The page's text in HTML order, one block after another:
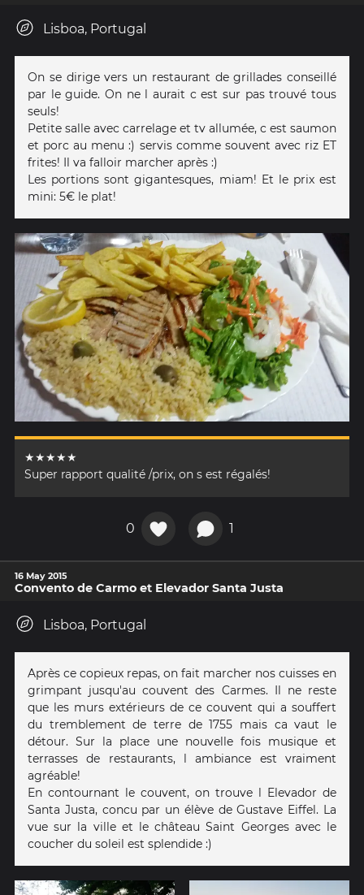
Lisboa, Portugal
On se dirige vers un restaurant de grillades conseillé
par le guide. On ne l aurait c est sur pas trouvé tous
seuls!
Petite salle avec carrelage et tv allumée, c est saumon
et porc au menu :) servis comme souvent avec riz ET
frites! Il va falloir marcher après :)
Les portions sont gigantesques, miam! Et le prix est
mini: 5€ le plat!
★★★★★
Super rapport qualité /prix, on s est régalés!
0 1
16 May 2015
Convento de Carmo et Elevador Santa Justa
Lisboa, Portugal
Après ce copieux repas, on fait marcher nos cuisses en
grimpant jusqu'au couvent des Carmes. Il ne reste
que les murs extérieurs de ce couvent qui a souffert
du tremblement de terre de 1755 mais ca vaut le
détour. Sur la place une nouvelle fois musique et
terrasses de restaurants, l ambiance est vraiment
agréable!
En contournant le couvent, on trouve l Elevador de
Santa Justa, concu par un élève de Gustave Eiffel. La
vue sur la ville et le château Saint Georges avec le
coucher du soleil est splendide :)